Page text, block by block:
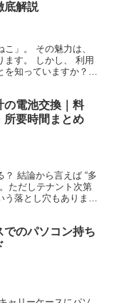
底解説
」。 その魅力は、
ます。 しかし、 利用
を知っていますか？
の電池交換｜料
所要時間まとめ
結論から言えば “多
ただしテナント次第
う落とし穴もありま
でのパソコン持ち